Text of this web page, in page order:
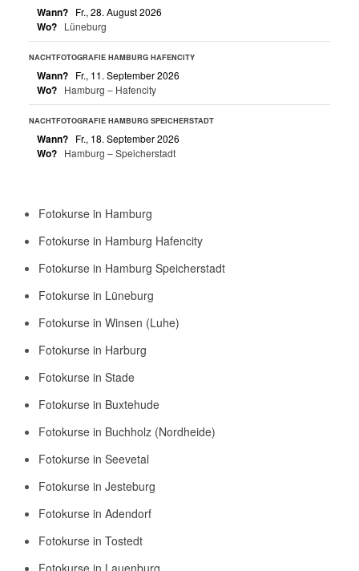
Wann? Fr., 28. August 2026
Wo? Lüneburg
NACHTFOTOGRAFIE HAMBURG HAFENCITY
Wann? Fr., 11. September 2026
Wo? Hamburg – Hafencity
NACHTFOTOGRAFIE HAMBURG SPEICHERSTADT
Wann? Fr., 18. September 2026
Wo? Hamburg – Speicherstadt
Fotokurse in Hamburg
Fotokurse in Hamburg Hafencity
Fotokurse in Hamburg Speicherstadt
Fotokurse in Lüneburg
Fotokurse in Winsen (Luhe)
Fotokurse in Harburg
Fotokurse in Stade
Fotokurse in Buxtehude
Fotokurse in Buchholz (Nordheide)
Fotokurse in Seevetal
Fotokurse in Jesteburg
Fotokurse in Adendorf
Fotokurse in Tostedt
Fotokurse in Lauenburg